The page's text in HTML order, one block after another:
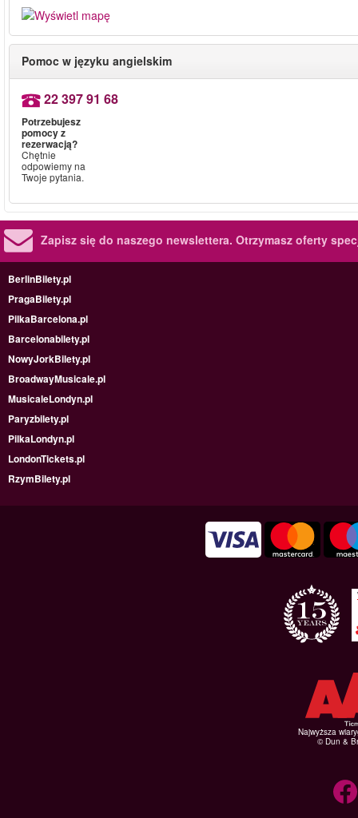
Pomoc w języku angielskim
22 397 91 68
Potrzebujesz
pomocy z
rezerwacją?
Chętnie
odpowiemy na
Twoje pytania.
Zapisz się do naszego newslettera. Otrzymasz oferty
BerlinBilety.pl
PragaBilety.pl
PilkaBarcelona.pl
Barcelonabilety.pl
NowyJorkBilety.pl
BroadwayMusicale.pl
MusicaleLondyn.pl
Paryzbilety.pl
PilkaLondyn.pl
LondonTickets.pl
RzymBilety.pl
Najwyższa
© Dun &